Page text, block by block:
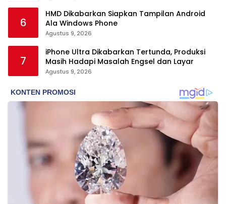
6
HMD Dikabarkan Siapkan Tampilan Android
Ala Windows Phone
Agustus 9, 2026
7
iPhone Ultra Dikabarkan Tertunda, Produksi
Masih Hadapi Masalah Engsel dan Layar
Agustus 9, 2026